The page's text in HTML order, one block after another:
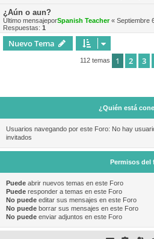
¿Aún o aun?
Último mensajeporSpanish Teacher« Septiembre
Respuestas: 1
Nuevo Tema
112 temas 1 2 3
¿Quién está
Usuarios navegando por este Foro: No hay
invitados
Permisos del
Puede abrir nuevos temas en este Foro
Puede responder a temas en este Foro
No puede editar sus mensajes en este Foro
No puede borrar sus mensajes en este Foro
No puede enviar adjuntos en este Foro